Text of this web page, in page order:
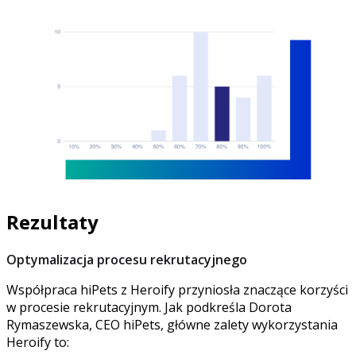
Rezultaty
Optymalizacja procesu rekrutacyjnego
Współpraca hiPets z Heroify przyniosła znaczące korzyści
w procesie rekrutacyjnym. Jak podkreśla Dorota
Rymaszewska, CEO hiPets, główne zalety wykorzystania
Heroify to: